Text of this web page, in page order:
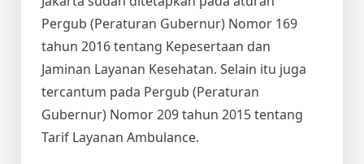
Pergub (Peraturan Gubernur) Nomor 169
tahun 2016 tentang Kepesertaan dan
Jaminan Layanan Kesehatan. Selain itu juga
tercantum pada Pergub (Peraturan
Gubernur) Nomor 209 tahun 2015 tentang
Tarif Layanan Ambulance.